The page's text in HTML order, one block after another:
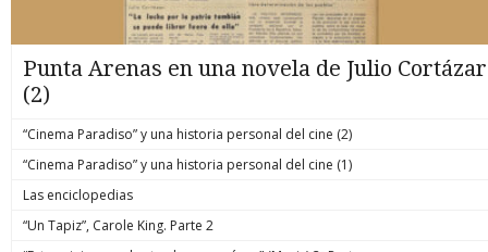
Punta Arenas en una novela de Julio Cortázar
(2)
“Cinema Paradiso” y una historia personal del cine (2)
“Cinema Paradiso” y una historia personal del cine (1)
Las enciclopedias
“Un Tapiz”, Carole King. Parte 2